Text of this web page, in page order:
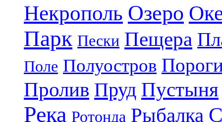
Некрополь Озеро
Парк Пески Пещера
Поле Полуостров
Пролив Пруд Пустыня
Река Ротонда Рыбалка